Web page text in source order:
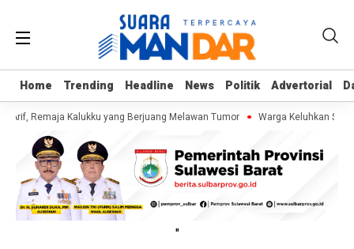
Home Trending Headline News Politik Advertorial
Home Trending Headline News Politik Advertorial
Remaja Kalukku yang Berjuang Melawan Tumor Warga Keluhkan
"